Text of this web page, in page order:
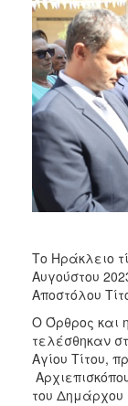
2013
2012
2011
2010
2006
ΠΟΛΙΤΙΣΜΟΣ
ΑΝΘΕΚΤΙΚΗ
ΠΟΛΗ
Το Ηράκλειο
Αυγούστου
Αποστόλου
Ο Όρθρος και
τελέσθηκαν
Αγίου Τίτου,
του Δημάρχου